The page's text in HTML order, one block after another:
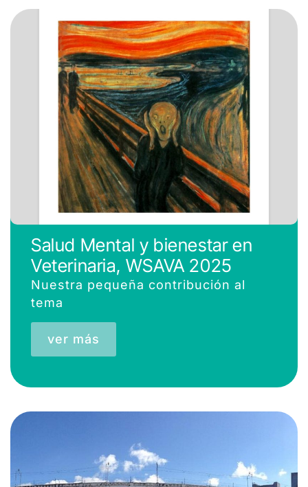
Salud Mental y bienestar en
Veterinaria, WSAVA 2025
Nuestra pequeña contribución al
tema
ver más